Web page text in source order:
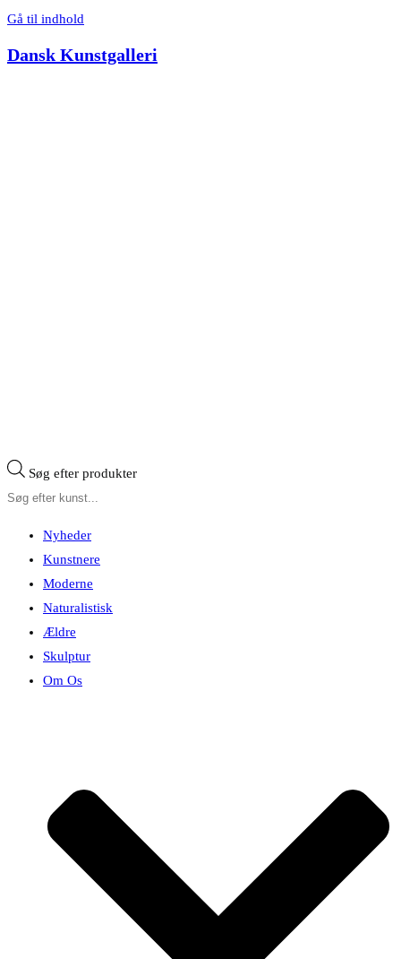
Gå til indhold
Dansk Kunstgalleri
Søg efter produkter
Nyheder
Kunstnere
Moderne
Naturalistisk
Ældre
Skulptur
Om Os